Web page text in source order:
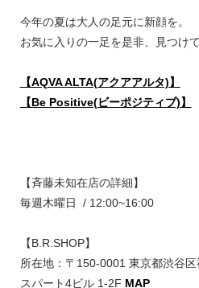
今年の夏は大人の足元に新顔を。
お気に入りの一足を是非、見つけて
【AQVA ALTA(アクアアルタ)】
【Be Positive(ビーポジティブ)】
【斉藤未知在店の詳細】
毎週木曜日 / 12:00~16:00
【B.R.SHOP】
所在地：〒150-0001 東京都渋谷
スパート4ビル 1-2F MAP⁡